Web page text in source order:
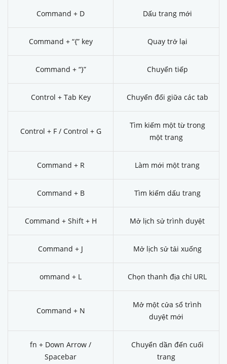
Command + D Dấu trang mới
Command + “{” key Quay trở lại
Command + “}” Chuyển tiếp
Control + Tab Key Chuyển đổi giữa các tab
Control + F / Control + G
Tìm kiếm một từ trong
một trang
Command + R Làm mới một trang
Command + B Tìm kiếm dấu trang
Command + Shift + H Mở lịch sử trình duyệt
Command + J Mở lịch sử tải xuống
ommand + L Chọn thanh địa chỉ URL
Command + N
Mở một cửa sổ trình
duyệt mới
fn + Down Arrow /
Spacebar
Chuyển dần đến cuối
trang